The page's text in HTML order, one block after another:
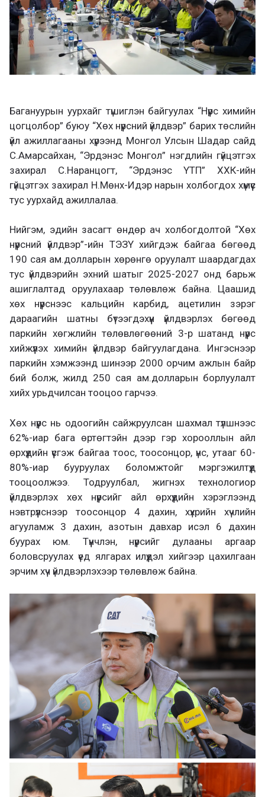
Багануурын уурхайг түшиглэн байгуулах “Нүүрс химийн
цогцолбор” буюу “Хөх нүүрсний үйлдвэр” барих төслийн
үйл ажиллагааны хүрээнд Монгол Улсын Шадар сайд
С.Амарсайхан, “Эрдэнэс Монгол” нэгдлийн гүйцэтгэх
захирал С.Наранцогт, “Эрдэнэс ҮТП” ХХК-ийн
гүйцэтгэх захирал Н.Мөнх-Идэр нарын холбогдох хүмүүс
тус уурхайд ажиллалаа.
Нийгэм, эдийн засагт өндөр ач холбогдолтой “Хөх
нүүрсний үйлдвэр”-ийн ТЭЗҮ хийгдэж байгаа бөгөөд
190 сая ам.долларын хөрөнгө оруулалт шаардагдах
тус үйлдвэрийн эхний шатыг 2025-2027 онд барьж
ашиглалтад оруулахаар төлөвлөж байна. Цаашид
хөх нүүрснээс кальцийн карбид, ацетилин зэрэг
дараагийн шатны бүтээгдэхүүн үйлдвэрлэх бөгөөд
паркийн хөгжлийн төлөвлөгөөний 3-р шатанд нүүрс
хийжүүлэх химийн үйлдвэр байгуулагдана. Ингэснээр
паркийн хэмжээнд шинээр 2000 орчим ажлын байр
бий болж, жилд 250 сая ам.долларын борлуулалт
хийх урьдчилсан тооцоо гарчээ.
Хөх нүүрс нь одоогийн сайжруулсан шахмал түлшнээс
62%-иар бага өртөгтэйн дээр гэр хорооллын айл
өрхүүдийн үүсгэж байгаа тоос, тоосонцор, үнс, утааг 60-
80%-иар бууруулах боломжтойг мэргэжилтүүд
тооцоолжээ. Тодруулбал, жигнэх технологиор
үйлдвэрлэх хөх нүүрсийг айл өрхүүдийн хэрэглээнд
нэвтрүүлснээр тоосонцор 4 дахин, хүхрийн хүчлийн
агууламж 3 дахин, азотын давхар исэл 6 дахин
буурах юм. Түүнчлэн, нүүрсийг дулааны аргаар
боловсруулах үед ялгарах илүүдэл хийгээр цахилгаан
эрчим хүч үйлдвэрлэхээр төлөвлөж байна.